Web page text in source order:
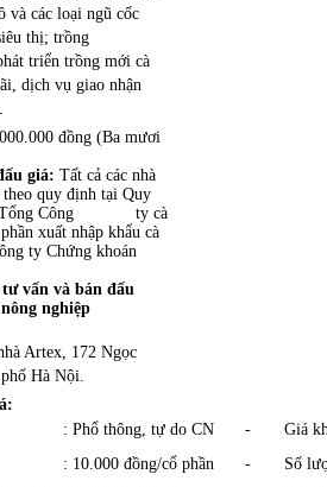
và các loại ngũ cốc
siêu thị; trồng
triển trồng mới cà
dịch vụ giao nhận
đồng (Ba mươi
giá: Tất cả các nhà
quy định tại Quy
Tổng Công ty cà
xuất nhập khẩu cà
ty Chứng khoán
vấn và bán đấu
nghiệp
Artex, 172 Ngọc
Hà Nội.
: Phổ thông, tự do CN
: 10.000 đồng/cổ phần
- Giá
- Số